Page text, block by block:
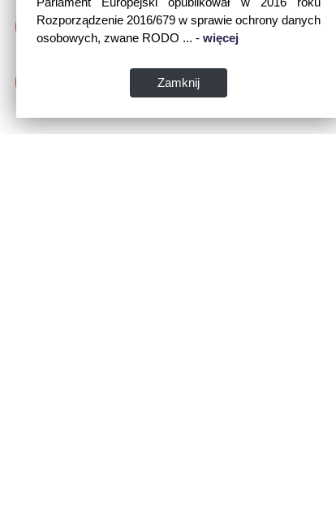
Rozporządzenie 2016/679 w sprawie ochrony danych
osobowych, zwane RODO ... - więcej
Zamknij